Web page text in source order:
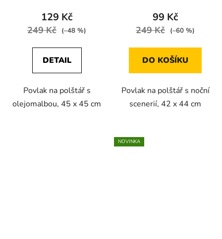
129 Kč
249 Kč (–48 %)
DETAIL
Povlak na polštář s
olejomalbou, 45 x 45 cm
99 Kč
249 Kč (–60 %)
DO KOŠÍKU
Povlak na polštář s noční
scenerií, 42 x 44 cm
NOVINKA